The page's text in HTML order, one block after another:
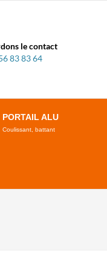
le contact
83 83 64
PORTAIL ALU
Coulissant, battant